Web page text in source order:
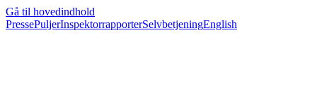
Gå til hovedindhold
PressePuljerInspektorrapporterSelvbetjeningEnglish